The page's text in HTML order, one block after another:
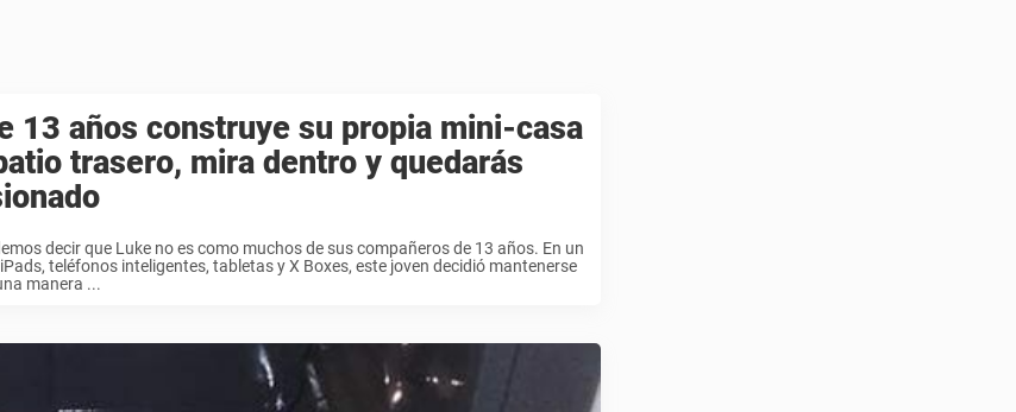
13 años construye su propia mini-casa
trasero, mira dentro y quedarás
decir que Luke no es como muchos de sus compañeros de 13 años. En un
teléfonos inteligentes, tabletas y X Boxes, este joven decidió mantenerse
manera ...